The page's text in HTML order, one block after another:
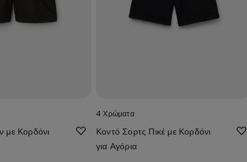
με Κορδόνι
4 Χρώματα
Κοντό Σορτς Πικέ με Κορδόνι
για Αγόρια